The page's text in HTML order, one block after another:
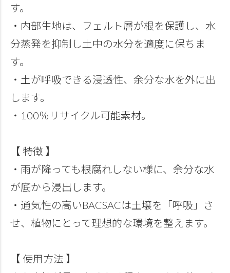
す。
・内部生地は、フェルト層が根を保護し、水
分蒸発を抑制し土中の水分を適度に保ちま
す。
・土が呼吸できる浸透性、余分な水を外に出
します。
・100％リサイクル可能素材。
【 特徴 】
・雨が降っても根腐れしない様に、余分な水
が底から浸出します。
・通気性の高いBACSACは土壌を「呼吸」さ
せ、植物にとって理想的な環境を整えます。
【 使用方法 】